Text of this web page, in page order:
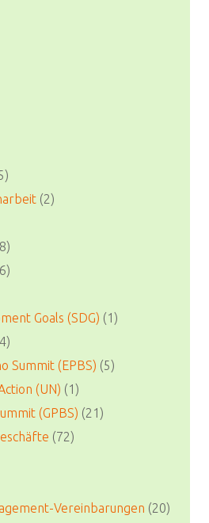
(2)
Goals (SDG) (1)
Summit (EPBS) (5)
(UN) (1)
(GPBS) (21)
(72)
Vereinbarungen (20)